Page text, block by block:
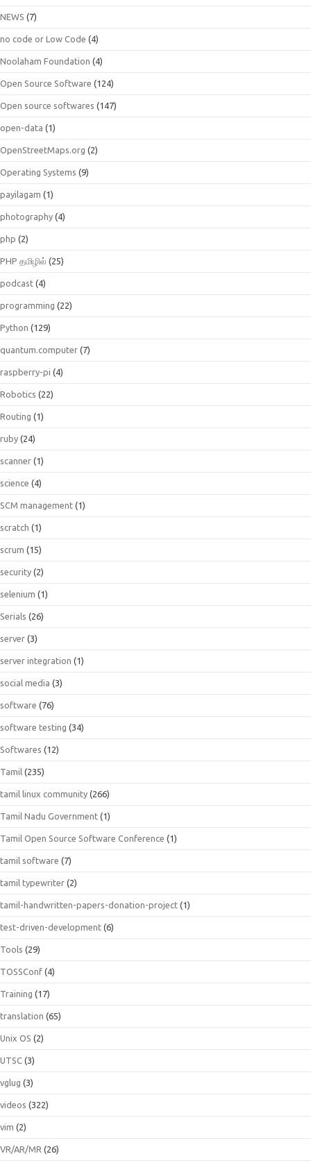
NEWS (7)
no code or Low Code (4)
Noolaham Foundation (4)
Open Source Software (124)
Open source softwares (147)
open-data (1)
OpenStreetMaps.org (2)
Operating Systems (9)
payilagam (1)
photography (4)
php (2)
PHP தமிழில் (25)
podcast (4)
programming (22)
Python (129)
quantum.computer (7)
raspberry-pi (4)
Robotics (22)
Routing (1)
ruby (24)
scanner (1)
science (4)
SCM management (1)
scratch (1)
scrum (15)
security (2)
selenium (1)
Serials (26)
server (3)
server integration (1)
social media (3)
software (76)
software testing (34)
Softwares (12)
Tamil (235)
tamil linux community (266)
Tamil Nadu Government (1)
Tamil Open Source Software Conference (1)
tamil software (7)
tamil typewriter (2)
tamil-handwritten-papers-donation-project (1)
test-driven-development (6)
Tools (29)
TOSSConf (4)
Training (17)
translation (65)
Unix OS (2)
UTSC (3)
vglug (3)
videos (322)
vim (2)
VR/AR/MR (26)